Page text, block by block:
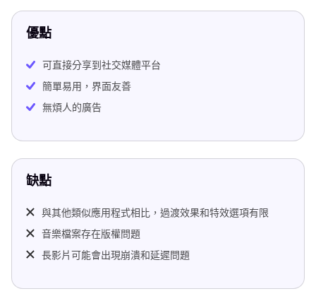
優點
可直接分享到社交媒體平台
簡單易用，界面友善
無煩人的廣告
缺點
與其他類似應用程式相比，過渡效果和特效選項有限
音樂檔案存在版權問題
長影片可能會出現崩潰和延遲問題